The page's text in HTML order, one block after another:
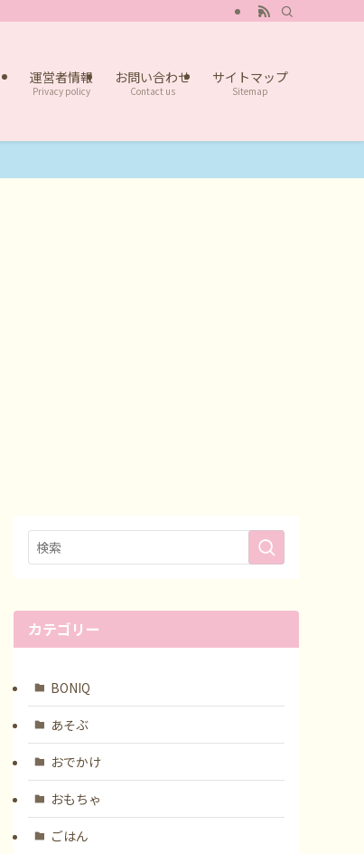
運営者情報
Privacy policy
お問い合わせ
Contact us
サイトマップ
Sitemap
カテゴリー
BONIQ
あそぶ
おでかけ
おもちゃ
ごはん